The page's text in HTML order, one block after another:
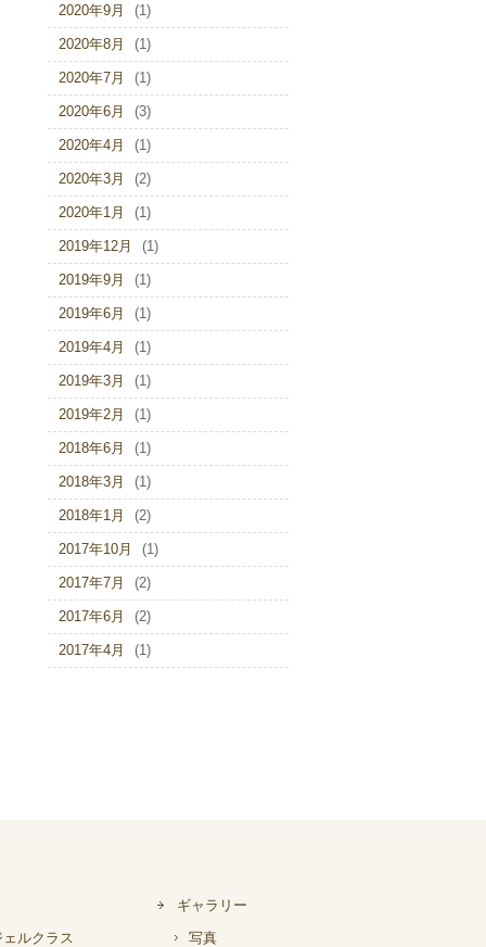
2020年9月 (1)
2020年8月 (1)
2020年7月 (1)
2020年6月 (3)
2020年4月 (1)
2020年3月 (2)
2020年1月 (1)
2019年12月 (1)
2019年9月 (1)
2019年6月 (1)
2019年4月 (1)
2019年3月 (1)
2019年2月 (1)
2018年6月 (1)
2018年3月 (1)
2018年1月 (2)
2017年10月 (1)
2017年7月 (2)
2017年6月 (2)
2017年4月 (1)
ルクラス
ギャラリー
写真